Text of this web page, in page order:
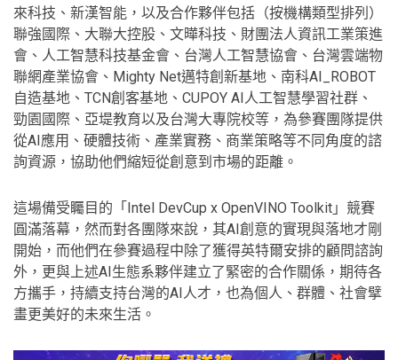
來科技、新漢智能，以及合作夥伴包括（按機構類型排列）
聯強國際、大聯大控股、文曄科技、財團法人資訊工業策進
會、人工智慧科技基金會、台灣人工智慧協會、台灣雲端物
聯網產業協會、Mighty Net邁特創新基地、南科AI_ROBOT
自造基地、TCN創客基地、CUPOY AI人工智慧學習社群、
勁園國際、亞堤教育以及台灣大專院校等，為參賽團隊提供
從AI應用、硬體技術、產業實務、商業策略等不同角度的諮
詢資源，協助他們縮短從創意到市場的距離。
這場備受矚目的「Intel DevCup x OpenVINO Toolkit」競賽
圓滿落幕，然而對各團隊來說，其AI創意的實現與落地才剛
開始，而他們在參賽過程中除了獲得英特爾安排的顧問諮詢
外，更與上述AI生態系夥伴建立了緊密的合作關係，期待各
方攜手，持續支持台灣的AI人才，也為個人、群體、社會擘
畫更美好的未來生活。